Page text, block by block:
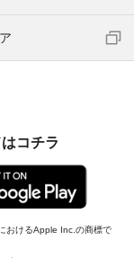
コチラ
おけるApple Inc.の商標で